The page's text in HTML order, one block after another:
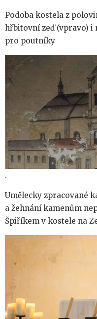
Podoba kostela z
hřbitovní zeď (vpravo) i
pro poutníky
.
Umělecky zpracované
a žehnání kamenům
Špiříkem v kostele na